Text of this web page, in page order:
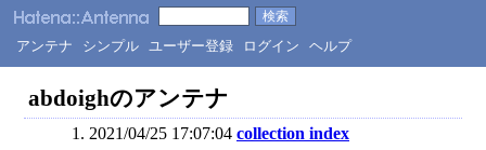
アンテナ シンプル ユーザー登録 ログイン ヘルプ
abdoighのアンテナ
2021/04/25 17:07:04 collection index